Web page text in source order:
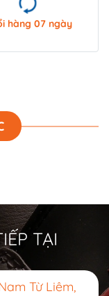
hàng 07 ngày
TẠI
Từ Liêm,